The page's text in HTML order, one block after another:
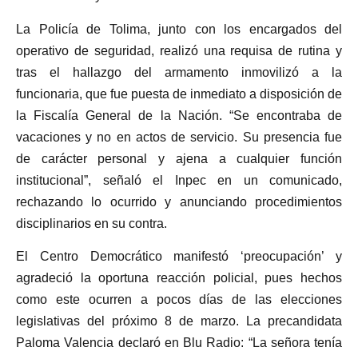
La Policía de Tolima, junto con los encargados del
operativo de seguridad, realizó una requisa de rutina y
tras el hallazgo del armamento inmovilizó a la
funcionaria, que fue puesta de inmediato a disposición de
la Fiscalía General de la Nación. “Se encontraba de
vacaciones y no en actos de servicio. Su presencia fue
de carácter personal y ajena a cualquier función
institucional”, señaló el Inpec en un comunicado,
rechazando lo ocurrido y anunciando procedimientos
disciplinarios en su contra.
El Centro Democrático manifestó ‘preocupación’ y
agradeció la oportuna reacción policial, pues hechos
como este ocurren a pocos días de las elecciones
legislativas del próximo 8 de marzo. La precandidata
Paloma Valencia declaró en Blu Radio: “La señora tenía